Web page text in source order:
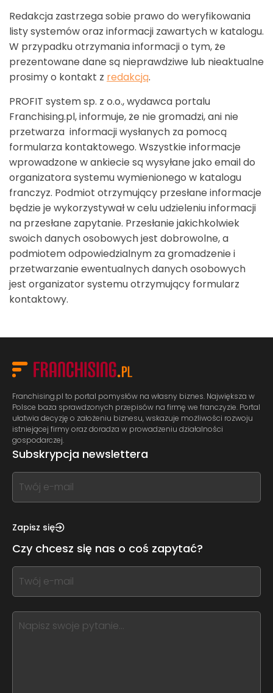
Redakcja zastrzega sobie prawo do weryfikowania
listy systemów oraz informacji zawartych w katalogu.
W przypadku otrzymania informacji o tym, że
prezentowane dane są nieprawdziwe lub nieaktualne
prosimy o kontakt z redakcją.
PROFIT system sp. z o.o., wydawca portalu
Franchising.pl, informuje, że nie gromadzi, ani nie
przetwarza informacji wysłanych za pomocą
formularza kontaktowego. Wszystkie informacje
wprowadzone w ankiecie są wysyłane jako email do
organizatora systemu wymienionego w katalogu
franczyz. Podmiot otrzymujący przesłane informacje
będzie je wykorzystywał w celu udzieleniu informacji
na przesłane zapytanie. Przesłanie jakichkolwiek
swoich danych osobowych jest dobrowolne, a
podmiotem odpowiedzialnym za gromadzenie i
przetwarzanie ewentualnych danych osobowych
jest organizator systemu otrzymujący formularz
kontaktowy.
Franchising.pl to portal pomysłów na własny biznes. Największa w
Polsce baza sprawdzonych przepisów na firmę we franczyzie. Portal
ułatwia decyzję o założeniu biznesu, wskazuje możliwości rozwoju
istniejącej firmy oraz doradza w prowadzeniu działalności
gospodarczej.
Subskrypcja newslettera
If
you
this,
this
form
field
blank
Zapisz się
Czy chcesz się nas o coś zapytać?
If
you
leave